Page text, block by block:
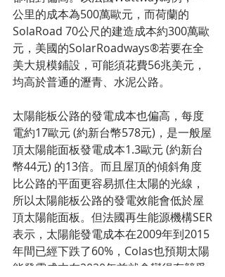
公里的成本為500萬歐元，而荷蘭的
SolaRoad 70公尺的建造成本約300萬歐
元，美國的SolarRoadways®若要在全
美大規模鋪設，可能須花費56兆美元，
均高於普通的瀝青、水泥公路。
太陽能板公路的發電成本也偏高，每度
電約17歐元 (約新台幣578元)，是一般屋
頂太陽能面板發電成本1.3歐元 (約新台
幣44元) 的13倍。而且屋頂的傾斜角度
比公路的平面更容易抓住太陽的光線，
所以太陽能板公路的發電效能會低於屋
頂太陽能面板。但法國再生能源機構SER
表示，太陽能發電成本在2009年到2015
年間已經下跌了60%，Colas也預期太陽
能發電成本在2020年前就會變得有競爭